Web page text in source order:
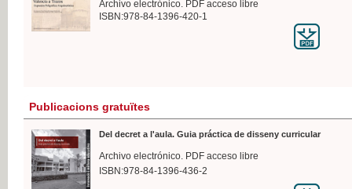
Archivo electrónico. PDF acceso libre
ISBN:978-84-1396-420-1
Publicacions gratuïtes
Del decret a l'aula. Guia práctica de disseny curricular
Archivo electrónico. PDF acceso libre
ISBN:978-84-1396-436-2